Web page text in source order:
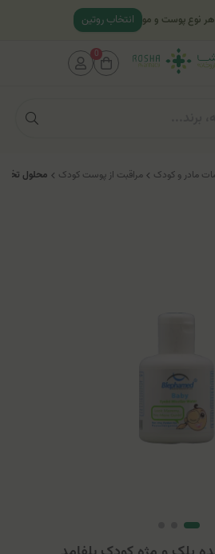
مادر و کودک مراقبت از پوست کودک محلول
نوع پوست و مو انتخاب روتین
0